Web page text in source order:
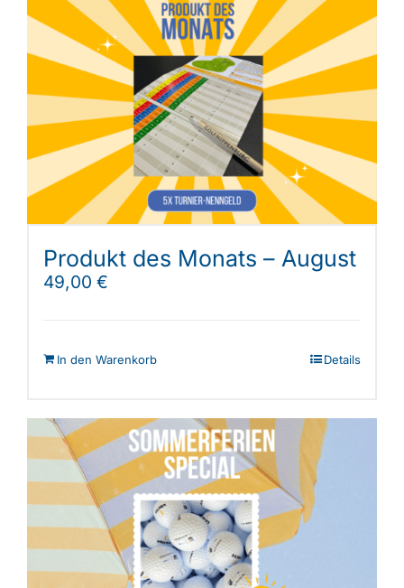
Produkt des Monats – August
49,00 €
In den Warenkorb Details